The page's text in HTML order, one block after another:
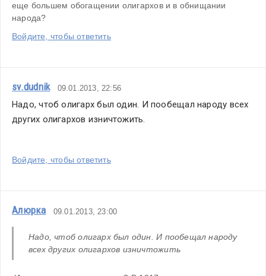
еще большем обогащении олигархов и в обнищании
народа?
Войдите, чтобы ответить
sv.dudnik 09.01.2013, 22:56
Надо, чтоб олигарх был один. И пообещал народу всех
других олигархов изничтожить.
Войдите, чтобы ответить
Алюрка 09.01.2013, 23:00
Надо, чтоб олигарх был один. И пообещал народу
всех других олигархов изничтожить